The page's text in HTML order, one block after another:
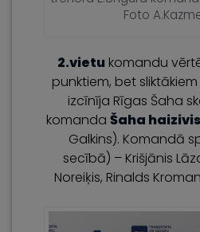
Foto
2.vietukomandu
punktiem, bet
izcīnīja Rīgas Šaha
komanda Šaha haizivis
Galkins). Komandā
secībā) – Krišjānis
Noreiķis, Rinalds